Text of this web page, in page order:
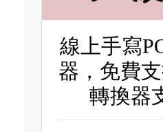
線上手寫
器，免費
轉換器